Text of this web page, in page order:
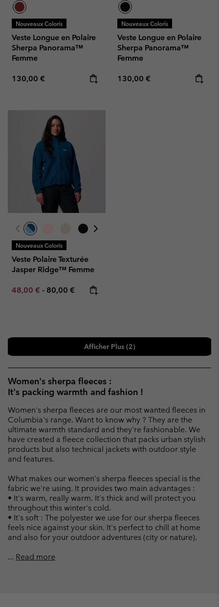
Nouveaux Coloris
Veste Longue en Polaire
Sherpa Panorama™
Femme
Regular price:
130,00 €
Nouveaux Coloris
Veste Longue en Polaire
Sherpa Panorama™
Femme
Regular price:
130,00 €
Nouveaux Coloris
Veste Polaire Texturée
Jasper Ridge™ Femme
Minimum sale price:
48,00 € - Maximum price:
80,00 €
Afficher Plus (2)
Women's sherpa fleeces :
It's packing warmth and fashion !
Women's sherpa fleeces are our most wanted fleeces in
Columbia's range. Want to know why ? They are the
ultimate warmth standard and they're fashionable. We
have created a fleece collection that packs urban stylish
products but also technical jackets with outdoor style
and features.
What makes our women's sherpa fleeces special is the
fabric we're using. It provides two main advantages :
• It's warm, really warm. It's thick and will protect you
throughout this winter's cold.
• It's soft : The polyester we use for our sherpa fleeces
feels nice against your skin. It's perfect to chill at home
and also for your outdoor adventures (city or nature).
... Read more